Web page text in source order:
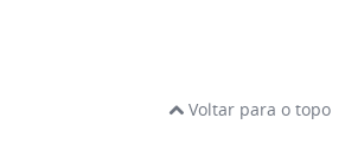
Voltar para o topo